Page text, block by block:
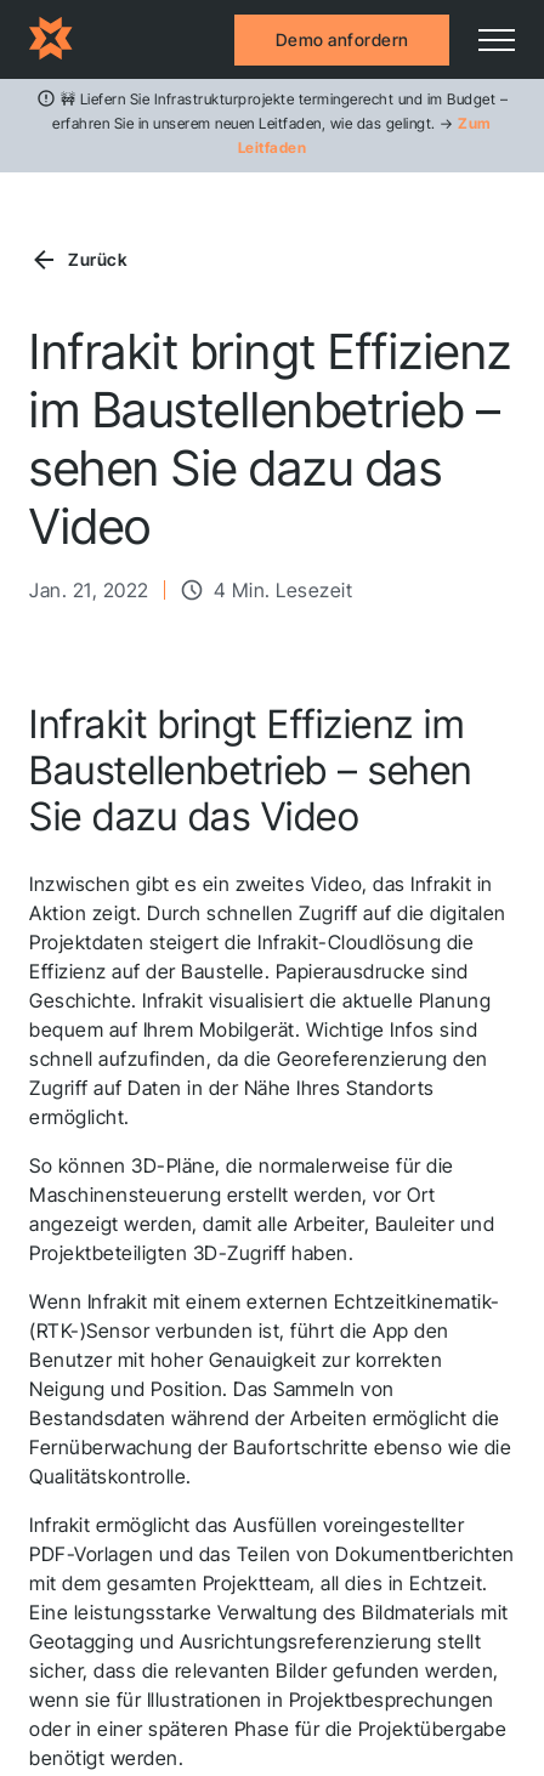
🚧 Liefern Sie Infrastrukturprojekte termingerecht und im Budget –
erfahren Sie in unserem neuen Leitfaden, wie das gelingt. →Zum
Leitfaden
Demo anfordern
Zurück
Infrakit bringt Effizienz
im Baustellenbetrieb –
sehen Sie dazu das
Video
Jan. 21, 2022 4 Min. Lesezeit
Infrakit bringt Effizienz im
Baustellenbetrieb – sehen
Sie dazu das Video
Inzwischen gibt es ein zweites Video, das Infrakit in
Aktion zeigt. Durch schnellen Zugriff auf die digitalen
Projektdaten steigert die Infrakit-Cloudlösung die
Effizienz auf der Baustelle. Papierausdrucke sind
Geschichte. Infrakit visualisiert die aktuelle Planung
bequem auf Ihrem Mobilgerät. Wichtige Infos sind
schnell aufzufinden, da die Georeferenzierung den
Zugriff auf Daten in der Nähe Ihres Standorts
ermöglicht.
So können 3D-Pläne, die normalerweise für die
Maschinensteuerung erstellt werden, vor Ort
angezeigt werden, damit alle Arbeiter, Bauleiter und
Projektbeteiligten 3D-Zugriff haben.
Wenn Infrakit mit einem externen Echtzeitkinematik-
(RTK-)Sensor verbunden ist, führt die App den
Benutzer mit hoher Genauigkeit zur korrekten
Neigung und Position. Das Sammeln von
Bestandsdaten während der Arbeiten ermöglicht die
Fernüberwachung der Baufortschritte ebenso wie die
Qualitätskontrolle.
Infrakit ermöglicht das Ausfüllen voreingestellter
PDF-Vorlagen und das Teilen von Dokumentberichten
mit dem gesamten Projektteam, all dies in Echtzeit.
Eine leistungsstarke Verwaltung des Bildmaterials mit
Geotagging und Ausrichtungsreferenzierung stellt
sicher, dass die relevanten Bilder gefunden werden,
wenn sie für Illustrationen in Projektbesprechungen
oder in einer späteren Phase für die Projektübergabe
benötigt werden.